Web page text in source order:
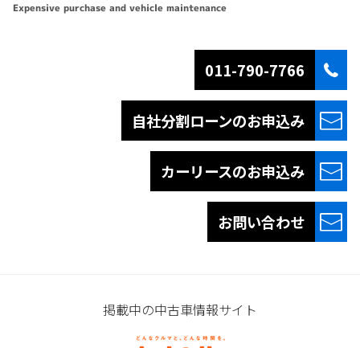
Expensive purchase and vehicle maintenance
011-790-7766
自社分割ローンのお申込み
カーリースのお申込み
お問い合わせ
掲載中の中古車情報サイト